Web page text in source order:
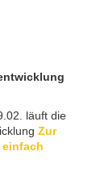
läuft die
Zur